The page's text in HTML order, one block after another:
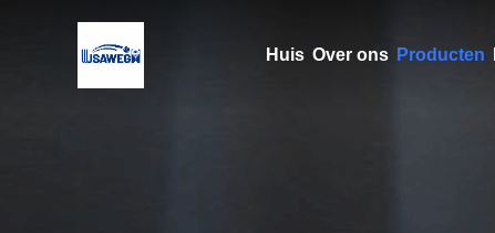
Huis Over ons Producten